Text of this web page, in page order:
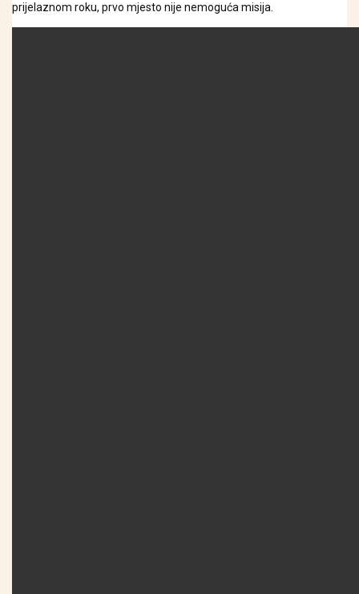
prijelaznom roku, prvo mjesto nije nemoguća misija.